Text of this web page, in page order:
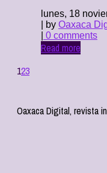
lunes, 18
| by Oaxaca
0 comments
Read more
123
Oaxaca Digital, revista